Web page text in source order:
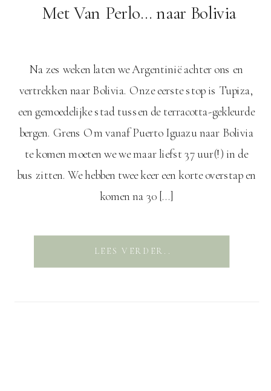
Met Van Perlo… naar Bolivia
Na zes weken laten we Argentinië achter ons en
vertrekken naar Bolivia. Onze eerste stop is Tupiza,
een gemoedelijke stad tussen de terracotta-gekleurde
bergen. Grens Om vanaf Puerto Iguazu naar Bolivia
te komen moeten we we maar liefst 37 uur(!) in de
bus zitten. We hebben twee keer een korte overstap en
komen na 30 […]
LEES VERDER..